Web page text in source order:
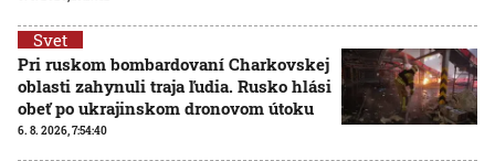
Svet
Pri ruskom bombardovaní Charkovskej
oblasti zahynuli traja ľudia. Rusko hlási
obeť po ukrajinskom dronovom útoku
6. 8. 2026, 7:54:40